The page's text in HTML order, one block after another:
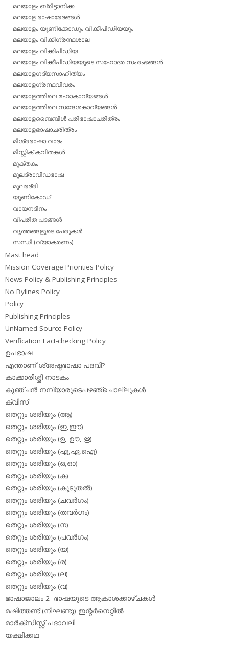
മലയാളം ബ്രിട്ടാനിക്ക
മലയാള ഭാഷാഭേദങ്ങള്‍
മലയാളം യൂണിക്കോഡും വിക്കീപീഡിയയും
മലയാളം വിക്കിഗ്രന്ഥശാല
മലയാളം വിക്കിപീഡിയ
മലയാളം വിക്കീപീഡിയയുടെ സഹോദര സംരംഭങ്ങള്‍
മലയാളഗദ്യസാഹിത്യം
മലയാളഗ്രന്ഥവിവരം
മലയാളത്തിലെ മഹാകാവ്യങ്ങള്‍
മലയാളത്തിലെ സന്ദേശകാവ്യങ്ങള്‍
മലയാളബൈബിള്‍ പരിഭാഷാചരിത്രം
മലയാളഭാഷാചരിത്രം
മിശ്രഭാഷാ വാദം
മിസ്റ്റിക് കവിതകള്‍
മുക്തകം
മൂലദ്രാവിഡഭാഷ
മൂലഭദ്രി
യൂണികോഡ്
വായനദിനം
വിപരീത പദങ്ങള്‍
വൃത്തങ്ങളുടെ പേരുകള്‍
സന്ധി (വ്യാകരണം)
Mast head
Mission Coverage Priorities Policy
News Policy & Publishing Principles
No Bylines Policy
Policy
Publishing Principles
UnNamed Source Policy
Verification Fact-checking Policy
ഉപഭാഷ
എന്താണ് ശ്രേഷ്ഠഭാഷാ പദവി?
കാക്കാരിശ്ശി നാടകം
കുഞ്ചന്‍ നമ്പ്യാരുടെപഴഞ്ചൊല്ലുകള്‍
ക്വിസ്
തെറ്റും ശരിയും (ആ)
തെറ്റും ശരിയും (ഇ,ഈ)
തെറ്റും ശരിയും (ഉ, ഊ, ഋ)
തെറ്റും ശരിയും (എ,ഏ,ഐ)
തെറ്റും ശരിയും (ഒ,ഓ)
തെറ്റും ശരിയും (ക)
തെറ്റും ശരിയും (കൂടുതല്‍)
തെറ്റും ശരിയും (ചവര്‍ഗം)
തെറ്റും ശരിയും (തവര്‍ഗം)
തെറ്റും ശരിയും (ന)
തെറ്റും ശരിയും (പവര്‍ഗം)
തെറ്റും ശരിയും (യ)
തെറ്റും ശരിയും (ര)
തെറ്റും ശരിയും (ല)
തെറ്റും ശരിയും (വ)
ഭാഷാജാലം 2- ഭാഷയുടെ ആകാശക്കാഴ്ചകള്‍
മഷിത്തണ്ട് (നിഘണ്ടു) ഇന്റര്‍നെറ്റില്‍
മാര്‍ക്‌സിസ്റ്റ് പദാവലി
യക്ഷിക്കഥ